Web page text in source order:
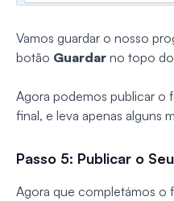
Vamos guardar o nosso
botão Guardar no topo
Agora podemos publicar o
final, e leva apenas alguns
Passo 5: Publicar o
Agora que completámos o